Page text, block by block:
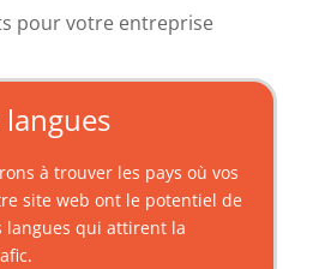
pour votre entreprise
à trouver les pays où vos
site web ont le potentiel de
langues qui attirent la